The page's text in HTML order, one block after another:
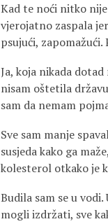
Kad te noći nitko
vjerojatno zaspala
psujući,
Ja, koja nikada
nisam oštetila
sam da nemam
Sve sam manje
susjeda kako ga
kolesterol otkako je
Budila sam se u
mogli izdržati, sve